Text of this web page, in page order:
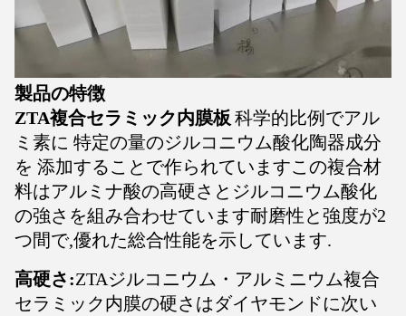
製品の特徴
ZTA複合セラミック内膜板 科学的比例でアル
ミ素に 特定の量のジルコニウム酸化陶器成分
を 添加することで作られていますこの複合材
料はアルミナ酸の高硬さとジルコニウム酸化
の強さを組み合わせています耐磨性と強度が2
つ間で,優れた総合性能を示しています.
高硬さ:ZTAジルコニウム・アルミニウム複合
セラミック内膜の硬さはダイヤモンドに次い